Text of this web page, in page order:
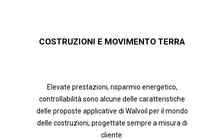
COSTRUZIONI E MOVIMENTO TERRA
Elevate prestazioni, risparmio energetico,
controllabilità sono alcune delle caratteristiche
delle proposte applicative di Walvoil per il mondo
delle costruzioni, progettate sempre a misura di
cliente.